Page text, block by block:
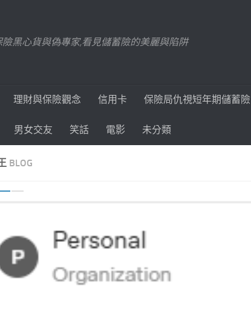
險黑心貨與偽專家,看見儲蓄險的美麗與陷阱
理財與保險觀念 信用卡 保險局仇視短年期儲蓄險
男女交友 笑話 電影 未分類
BLOG